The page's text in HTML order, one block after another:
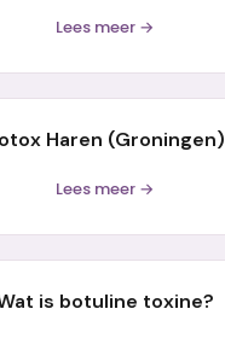
Lees meer →
Haren (Groningen)
Lees meer →
is botuline toxine?